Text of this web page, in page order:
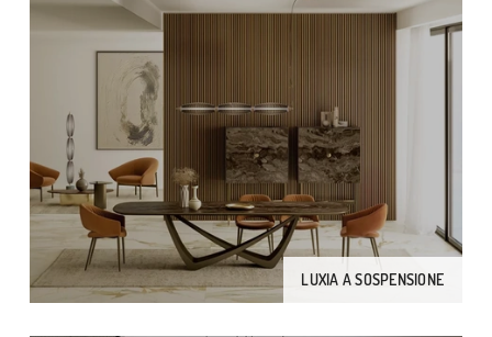
LUXIA A SOSPENSIONE